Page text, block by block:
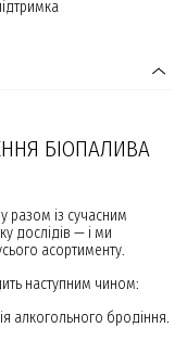
БІОПАЛИВА
разом із сучасним
дослідів — і ми
асортименту.
наступним чином:
алкогольного бродіння.